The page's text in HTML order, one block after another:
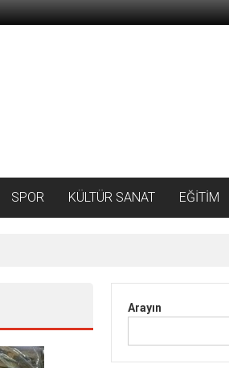
SPOR KÜLTÜR SANAT EĞİTİM
Arayın